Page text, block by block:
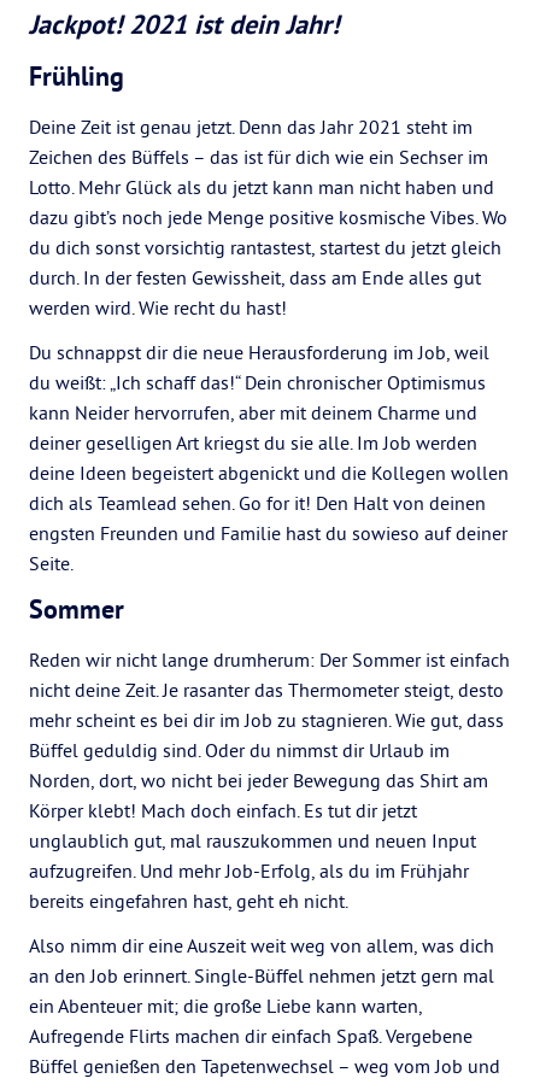
Jackpot! 2021 ist dein Jahr!
Frühling
Deine Zeit ist genau jetzt. Denn das Jahr 2021 steht im
Zeichen des Büffels – das ist für dich wie ein Sechser im
Lotto. Mehr Glück als du jetzt kann man nicht haben und
dazu gibt’s noch jede Menge positive kosmische Vibes. Wo
du dich sonst vorsichtig rantastest, startest du jetzt gleich
durch. In der festen Gewissheit, dass am Ende alles gut
werden wird. Wie recht du hast!
Du schnappst dir die neue Herausforderung im Job, weil
du weißt: „Ich schaff das!“ Dein chronischer Optimismus
kann Neider hervorrufen, aber mit deinem Charme und
deiner geselligen Art kriegst du sie alle. Im Job werden
deine Ideen begeistert abgenickt und die Kollegen wollen
dich als Teamlead sehen. Go for it! Den Halt von deinen
engsten Freunden und Familie hast du sowieso auf deiner
Seite.
Sommer
Reden wir nicht lange drumherum: Der Sommer ist einfach
nicht deine Zeit. Je rasanter das Thermometer steigt, desto
mehr scheint es bei dir im Job zu stagnieren. Wie gut, dass
Büffel geduldig sind. Oder du nimmst dir Urlaub im
Norden, dort, wo nicht bei jeder Bewegung das Shirt am
Körper klebt! Mach doch einfach. Es tut dir jetzt
unglaublich gut, mal rauszukommen und neuen Input
aufzugreifen. Und mehr Job-Erfolg, als du im Frühjahr
bereits eingefahren hast, geht eh nicht.
Also nimm dir eine Auszeit weit weg von allem, was dich
an den Job erinnert. Single-Büffel nehmen jetzt gern mal
ein Abenteuer mit; die große Liebe kann warten,
Aufregende Flirts machen dir einfach Spaß. Vergebene
Büffel genießen den Tapetenwechsel – weg vom Job und